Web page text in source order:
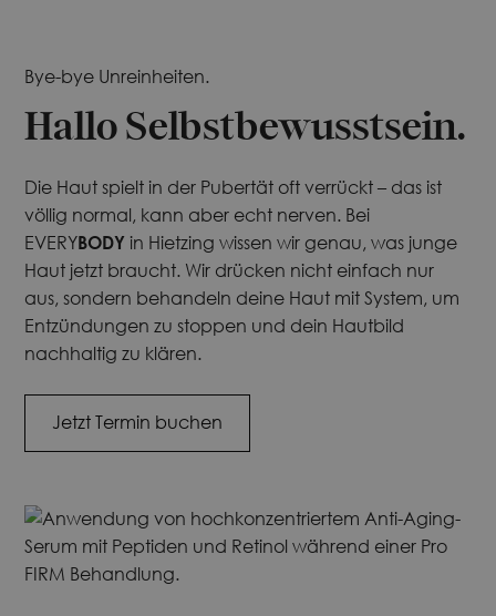
Bye-bye Unreinheiten.
Hallo Selbstbewusstsein.
Die Haut spielt in der Pubertät oft verrückt – das ist
völlig normal, kann aber echt nerven. Bei
EVERYBODY in Hietzing wissen wir genau, was junge
Haut jetzt braucht. Wir drücken nicht einfach nur
aus, sondern behandeln deine Haut mit System, um
Entzündungen zu stoppen und dein Hautbild
nachhaltig zu klären.
Jetzt Termin buchen